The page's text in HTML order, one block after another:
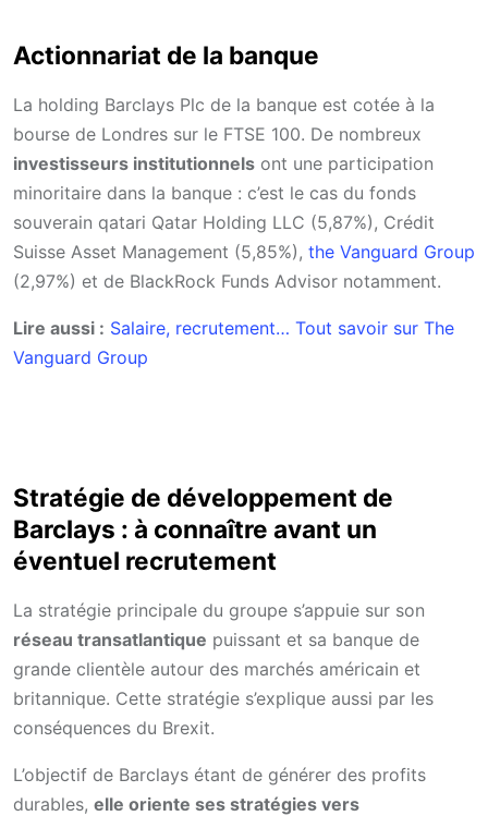
Actionnariat de la banque
La holding Barclays Plc de la banque est cotée à la
bourse de Londres sur le FTSE 100. De nombreux
investisseurs institutionnels ont une participation
minoritaire dans la banque : c’est le cas du fonds
souverain qatari Qatar Holding LLC (5,87%), Crédit
Suisse Asset Management (5,85%), the Vanguard Group
(2,97%) et de BlackRock Funds Advisor notamment.
Lire aussi : Salaire, recrutement… Tout savoir sur The
Vanguard Group
Stratégie de développement de
Barclays : à connaître avant un
éventuel recrutement
La stratégie principale du groupe s’appuie sur son
réseau transatlantique puissant et sa banque de
grande clientèle autour des marchés américain et
britannique. Cette stratégie s’explique aussi par les
conséquences du Brexit.
L’objectif de Barclays étant de générer des profits
durables, elle oriente ses stratégies vers